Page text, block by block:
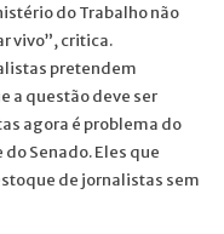
do Trabalho não
vivo”, critica.
pretendem
a questão deve ser
agora é problema do
Senado. Eles que
de jornalistas sem